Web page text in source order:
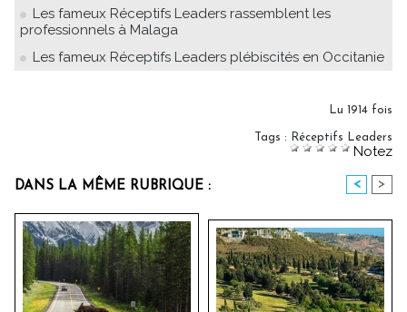
Les fameux Réceptifs Leaders rassemblent les
professionnels à Malaga
Les fameux Réceptifs Leaders plébiscités en Occitanie
Lu 1914 fois
Tags : Réceptifs Leaders
Notez
DANS LA MÊME RUBRIQUE : < >